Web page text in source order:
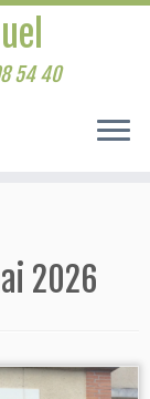
54 40
2026